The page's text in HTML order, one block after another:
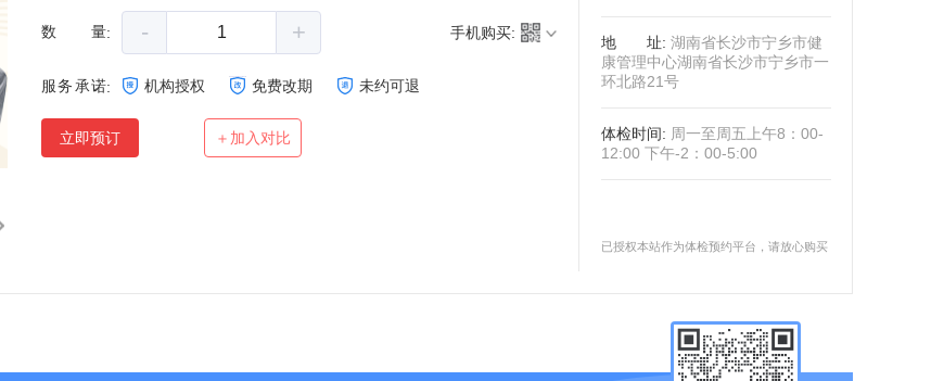
数量: - + 手机购买:
服务承诺: 机构授权 免费改期 未约可退
立即预订 ＋加入对比
地址: 湖南省长沙市宁乡市健
康管理中心湖南省长沙市宁乡市一
环北路21号
体检时间: 周一至周五上午8：00-
12:00 下午-2：00-5:00
已授权本站作为体检预约平台，请放心购买